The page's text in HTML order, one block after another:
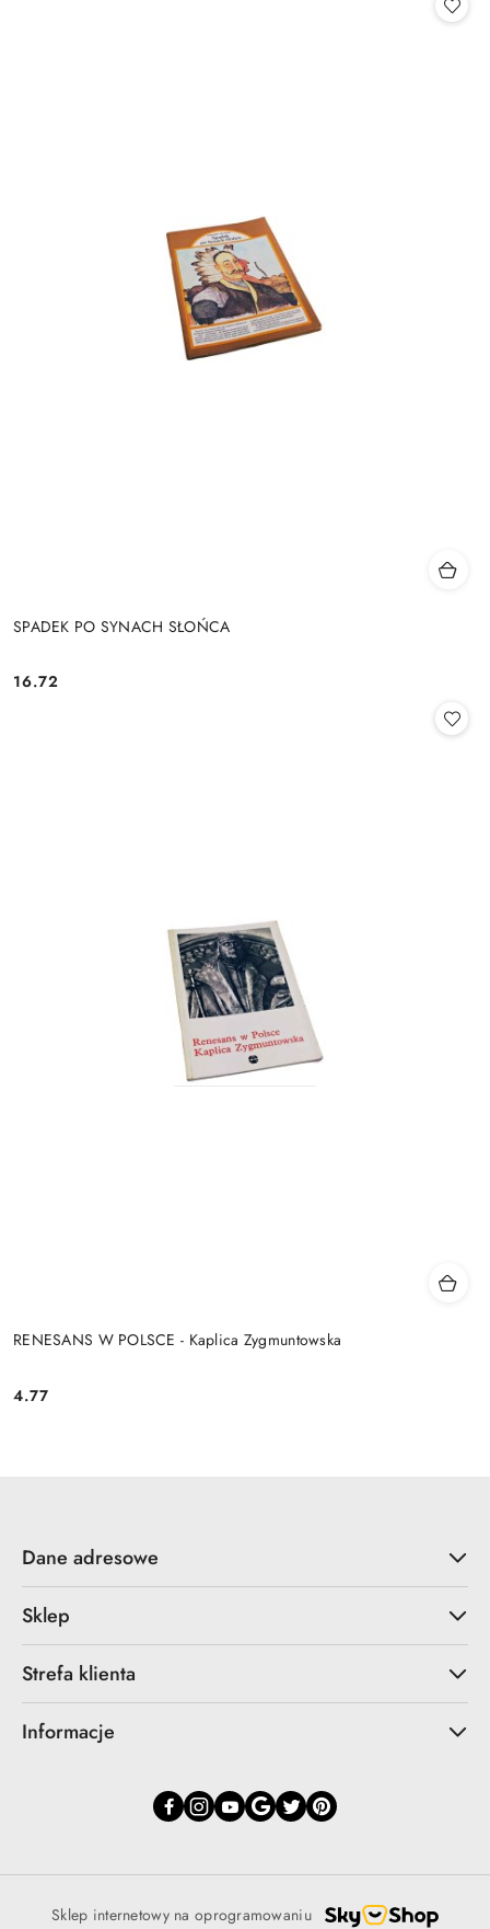
SPADEK PO SYNACH SŁOŃCA
Cena:
16.72
RENESANS W POLSCE - Kaplica Zygmuntowska
Cena:
4.77
Dane adresowe
Sklep
Strefa klienta
Informacje
Sklep internetowy na oprogramowaniu